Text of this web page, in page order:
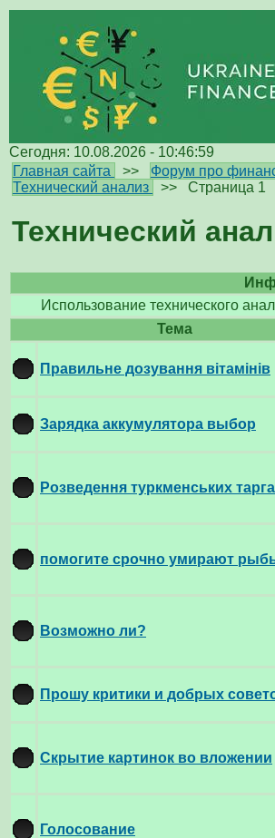
Сегодня: 10.08.2026 - 10:46:59
Главная сайта
>> Форум про
Технический анализ
>> Страница 1
Технический
Использование технического
Тема
Правильне дозування вітамінів
Зарядка аккумулятора выбор
Розведення туркменських
помогите срочно умирают
Возможно ли?
Прошу критики и добрых
Скрытие картинок во вложении
Голосование